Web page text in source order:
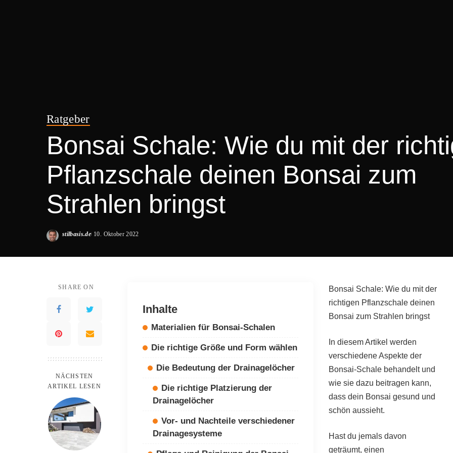
Ratgeber
Bonsai Schale: Wie du mit der
Pflanzschale deinen Bonsai zum
Strahlen bringst
Posted
stilbasis.de 10. Oktober 2022
SHARE ON
NÄCHSTEN
ARTIKEL LESEN
Inhalte
Materialien für Bonsai-Schalen
Die richtige Größe und Form wählen
Die Bedeutung der Drainagelöcher
Die richtige Platzierung der
Drainagelöcher
Vor- und Nachteile verschiedener
Drainagesysteme
Bonsai Schale: Wie du mit der
richtigen Pflanzschale deinen
Bonsai zum Strahlen bringst
In diesem Artikel werden
verschiedene Aspekte der
Bonsai-Schale behandelt und
wie sie dazu beitragen kann,
dass dein Bonsai gesund und
schön aussieht.
Hast du jemals davon
geträumt, einen